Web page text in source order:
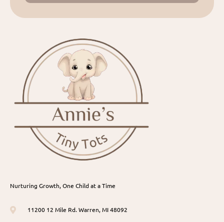
Nurturing Growth, One Child at a Time
11200 12 Mile Rd. Warren, MI 48092